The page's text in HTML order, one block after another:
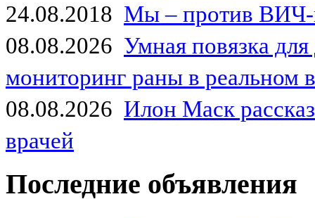
24.08.2018 Мы – против
08.08.2026 Умная повязка
мониторинг раны в реальном
08.08.2026 Илон Маск
врачей
Последние объявления